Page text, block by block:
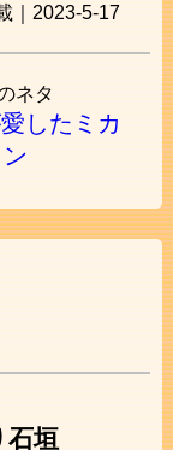
｜2023-5-17
ネタ
石垣